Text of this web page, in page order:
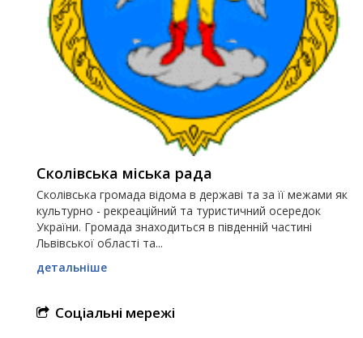
Сколівська міська рада
Сколівська громада відома в державі та за її межами як
культурно - рекреаційний та туристичний осередок
України. Громада знаходиться в південній частині
Львівської області та...
детальніше
Соціальні мережі